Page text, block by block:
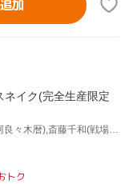
加
ネイク(完全生産限定
西尾維新(原作),神谷浩史(阿良々木暦),斎藤千和(戦場ヶ原ひたぎ),花澤香菜(千石撫子),渡辺明夫(キャラクターデザイン、総作画監督),神前暁(音楽)
トク